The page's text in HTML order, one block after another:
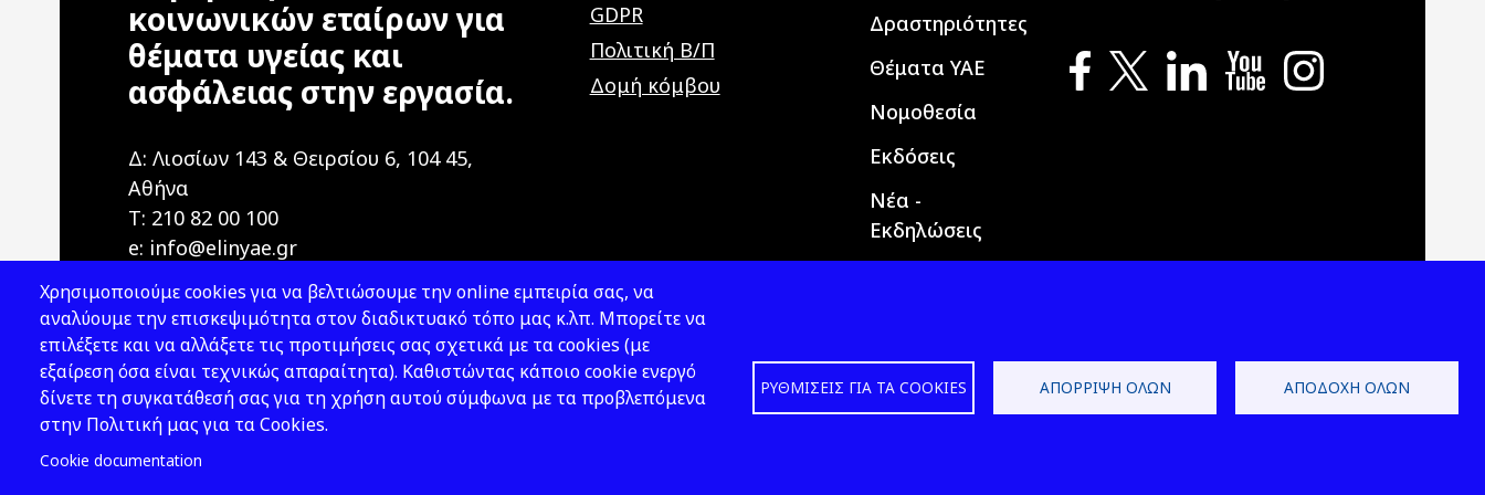
κοινωνικών εταίρων για
θέματα υγείας και
ασφάλειας στην εργασία.
Δ: Λιοσίων 143 & Θειρσίου 6, 104 45,
Αθήνα
T: 210 82 00 100
e: info@elinyae.gr
GDPR
Πολιτική Β/Π
Δομή κόμβου
Δραστηριότητες
Θέματα ΥΑΕ
Νομοθεσία
Εκδόσεις
Νέα -
Εκδηλώσεις
Χρησιμοποιούμε cookies για να βελτιώσουμε την online εμπειρία σας, να
αναλύουμε την επισκεψιμότητα στον διαδικτυακό τόπο μας κ.λπ. Μπορείτε να
επιλέξετε και να αλλάξετε τις προτιμήσεις σας σχετικά με τα cookies (με
εξαίρεση όσα είναι τεχνικώς απαραίτητα). Καθιστώντας κάποιο cookie ενεργό
δίνετε τη συγκατάθεσή σας για τη χρήση αυτού σύμφωνα με τα προβλεπόμενα
στην Πολιτική μας για τα Cookies.
Cookie documentation
ΡΥΘΜΊΣΕΙΣ ΓΙΑ ΤΑ COOKIES ΑΠΌΡΡΙΨΗ ΌΛΩΝ ΑΠΟΔΟΧΉ ΌΛΩΝ
2026 © ΕΛ.ΙΝ.Υ.Α.Ε. Design & Development by